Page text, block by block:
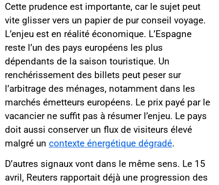
Cette prudence est importante, car le sujet peut
vite glisser vers un papier de pur conseil voyage.
L’enjeu est en réalité économique. L’Espagne
reste l’un des pays européens les plus
dépendants de la saison touristique. Un
renchérissement des billets peut peser sur
l’arbitrage des ménages, notamment dans les
marchés émetteurs européens. Le prix payé par le
vacancier ne suffit pas à résumer l’enjeu. Le pays
doit aussi conserver un flux de visiteurs élevé
malgré un contexte énergétique dégradé.
D’autres signaux vont dans le même sens. Le 15
avril, Reuters rapportait déjà une progression des